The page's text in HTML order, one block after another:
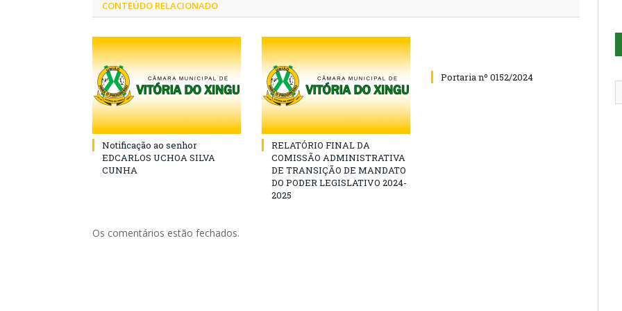
CONTEÚDO RELACIONADO
Notificação ao senhor
EDCARLOS UCHOA SILVA
CUNHA
RELATÓRIO FINAL DA
COMISSÃO ADMINISTRATIVA
DE TRANSIÇÃO DE MANDATO
DO PODER LEGISLATIVO 2024-
2025
Portaria nº 0152/2024
Os comentários estão fechados.